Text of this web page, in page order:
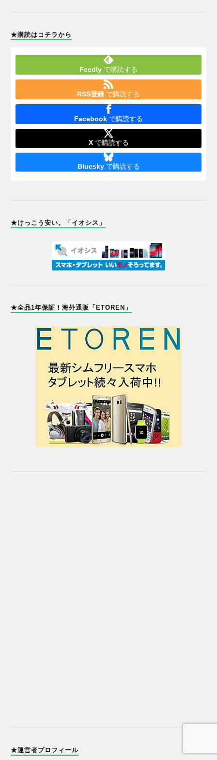
★購読はコチラから
Feedly で購読する
RSS登録 で購読する
Facebook で購読する
Xで購読する
Blueskyで購読する
★けっこう安い。「イオシス」
★全品1年保証！海外通販「ETOREN」
★運営者プロフィール